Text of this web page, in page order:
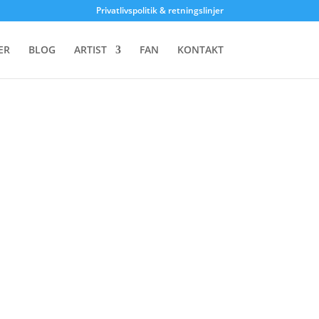
dit samtykke til disse teknologier, kan vi behandle data som
en negativ indvirkning på visse funktioner og egenskaber.
Privatlivspolitik & retningslinjer
BLOG ARTIST FAN KONTAKT